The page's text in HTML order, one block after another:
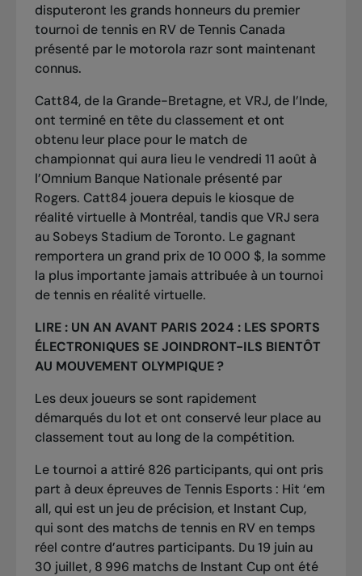
disputeront les grands honneurs du premier
tournoi de tennis en RV de Tennis Canada
présenté par le motorola razr sont maintenant
connus.
Catt84, de la Grande-Bretagne, et VRJ, de l’Inde,
ont terminé en tête du classement et ont
obtenu leur place pour le match de
championnat qui aura lieu le vendredi 11 août à
l’Omnium Banque Nationale présenté par
Rogers. Catt84jouera depuis le kiosque de
réalité virtuelle à Montréal, tandis que VRJ sera
au Sobeys Stadium de Toronto. Le gagnant
remportera un grand prix de 10 000 $, la somme
la plus importante jamais attribuée à un tournoi
de tennis en réalité virtuelle.
LIRE : UN AN AVANT PARIS 2024 : LES SPORTS
ÉLECTRONIQUES SE JOINDRONT-ILS BIENTÔT
AU MOUVEMENT OLYMPIQUE ?
Les deux joueurs se sont rapidement
démarqués du lot et ont conservé leur place au
classement tout au long de la compétition.
Le tournoi a attiré 826 participants, qui ont pris
part à deux épreuves de Tennis Esports : Hit ‘em
all, qui est un jeu de précision, et Instant Cup,
qui sont des matchs de tennis en RV en temps
réel contre d’autres participants. Du 19 juin au
30 juillet, 8 996 matchs de Instant Cup ont été